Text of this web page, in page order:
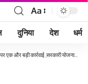
Font
Resizer
Aa
दुनिया देश धर्म
,सरकारी योजनाओं का गलत लाभ उठाने का मामला